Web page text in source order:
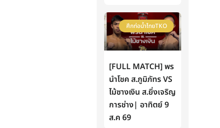
ศึกท่อน้ำไทยTKO
[FULL MATCH] พร
นำโชค ส.ภูมิภัทร VS
ไม้ซางเงิน ส.ยิ่งเจริญ
การช่าง| อาทิตย์ 9
ส.ค 69